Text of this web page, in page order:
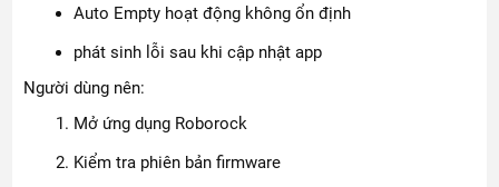
Auto Empty hoạt động không ổn định
phát sinh lỗi sau khi cập nhật app
Người dùng nên:
Mở ứng dụng Roborock
Kiểm tra phiên bản firmware